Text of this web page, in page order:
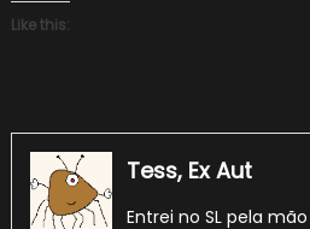
Like this:
Tess, Ex Aut
Entrei no SL pela